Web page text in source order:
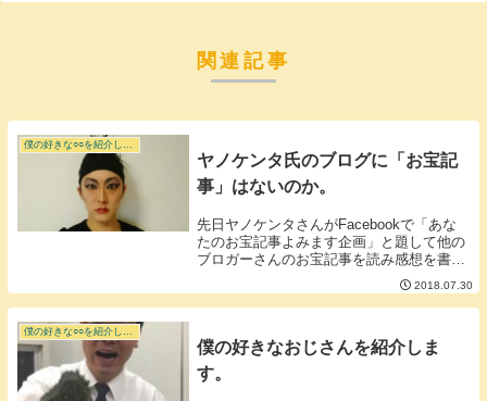
関連記事
僕の好きな○○を紹介します。
ヤノケンタ氏のブログに「お宝記
事」はないのか。
先日ヤノケンタさんがFacebookで「あな
たのお宝記事よみます企画」と題して他の
ブロガーさんのお宝記事を読み感想を書く
という企画をやっていました。▼紅に定評
のあるヤノケンタさん■ヤノさん本人のブ
ログにお宝記事はないのか？お宝記事を読
2018.07.30
僕の好きな○○を紹介します。
僕の好きなおじさんを紹介しま
す。